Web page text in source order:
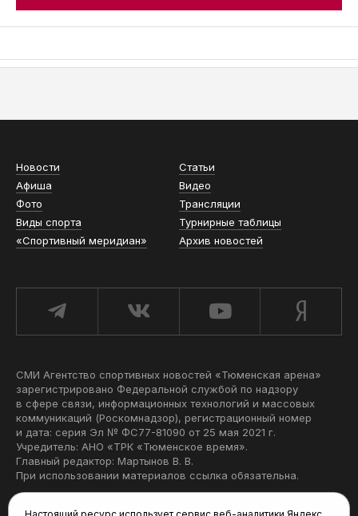
Новости
Статьи
Афиша
Видео
Фото
Трансляции
Виды спорта
Турнирные таблицы
«Спортивный меридиан»
Архив новостей
СМИ Агентство спортивных новостей «Тюменская арена»
зарегистрировано Федеральной службой по надзору
в сфере связи, информационных технологий и массовых
коммуникаций (Роскомнадзор), регистрационный номер
и дата: серия Эл № ФС77-81090 от 25 мая 2021 г.
Учредитель: АНО «ТРК «Тюменское время».
Главный редактор: Мартынов В. В.
При использовании материалов ссылка обязательна.